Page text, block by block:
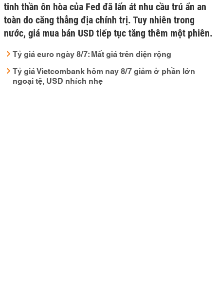
tinh thần ôn hòa của Fed đã lấn át nhu cầu trú ẩn an
toàn do căng thẳng địa chính trị. Tuy nhiên trong
nước, giá mua bán USD tiếp tục tăng thêm một phiên.
Tỷ giá euro ngày 8/7: Mất giá trên diện rộng
Tỷ giá Vietcombank hôm nay 8/7 giảm ở phần lớn
ngoại tệ, USD nhích nhẹ